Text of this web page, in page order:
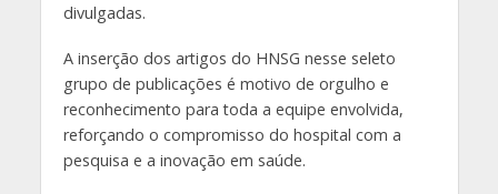
divulgadas.
A inserção dos artigos do HNSG nesse seleto
grupo de publicações é motivo de orgulho e
reconhecimento para toda a equipe envolvida,
reforçando o compromisso do hospital com a
pesquisa e a inovação em saúde.